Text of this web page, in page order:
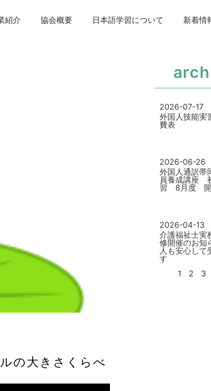
紹介 協会概要 日本語学習について 新着情
の大きさくらべ
2026-07-17
外国人技能実
費表
2026-06-26
外国人通訳
員養成講座
習 8月度 開
2026-04-13
介護福祉士実
修開催のお
人も安心して
す
1
2 3